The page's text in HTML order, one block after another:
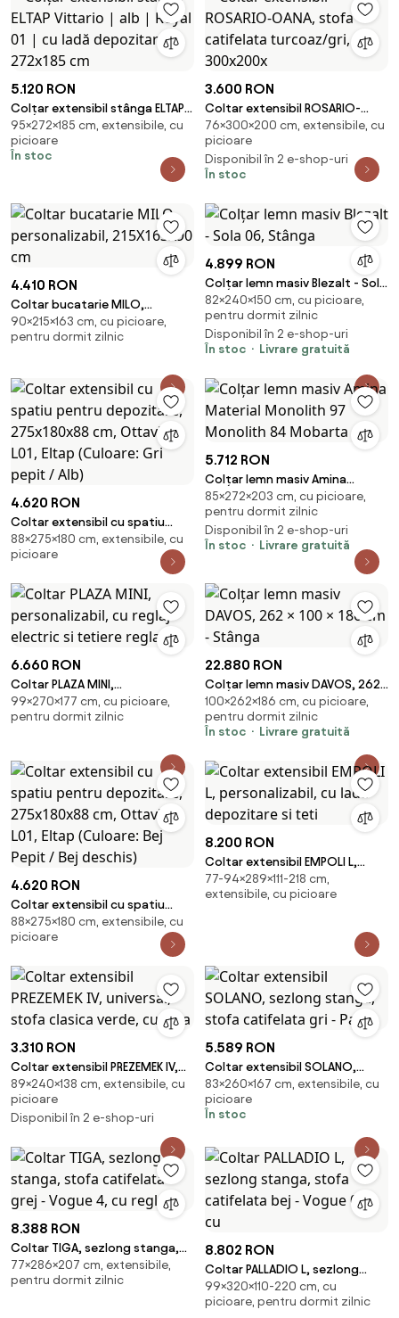
5.120 RON
Colțar extensibil stânga ELTAP
Vittario | alb | Royal 01 | cu ladă
depozitare | 272x185 cm
95×272×185 cm, extensibile, cu
picioare
În stoc
3.600 RON
Coltar extensibil ROSARIO-
OANA, stofa catifelata
turcoaz/gri, 300x200x
76×300×200 cm, extensibile, cu
picioare
Disponibil în 2 e-shop-uri
În stoc
4.410 RON
Coltar bucatarie MILO,
personalizabil, 215X163X90 cm
90×215×163 cm, cu picioare,
pentru dormit zilnic
4.899 RON
Colțar lemn masiv Blezalt - Sola
06, Stânga
82×240×150 cm, cu picioare,
pentru dormit zilnic
Disponibil în 2 e-shop-uri
În stoc
Livrare gratuită
4.620 RON
Coltar extensibil cu spatiu
pentru depozitare, 275x180x88
cm, Ottavio L01, Eltap (Culoare:
88×275×180 cm, extensibile, cu
picioare
5.712 RON
Colțar lemn masiv Amina
Material Monolith 97 Monolith
84 Mobarta
85×272×203 cm, cu picioare,
pentru dormit zilnic
Disponibil în 2 e-shop-uri
În stoc
Livrare gratuită
6.660 RON
Coltar PLAZA MINI,
personalizabil, cu reglaj electric
si tetiere regla
99×270×177 cm, cu picioare,
pentru dormit zilnic
22.880 RON
Colțar lemn masiv DAVOS, 262
× 100 × 186 cm - Stânga
100×262×186 cm, cu picioare,
pentru dormit zilnic
În stoc
Livrare gratuită
4.620 RON
Coltar extensibil cu spatiu
pentru depozitare, 275x180x88
cm, Ottavio L01, Eltap (Culoare:
88×275×180 cm, extensibile, cu
picioare
8.200 RON
Coltar extensibil EMPOLI L,
personalizabil, cu lada
depozitare si teti
77-94×289×111-218 cm,
extensibile, cu picioare
3.310 RON
Coltar extensibil PREZEMEK IV,
universal, stofa clasica verde,
cu lada
89×240×138 cm, extensibile, cu
picioare
Disponibil în 2 e-shop-uri
5.589 RON
Coltar extensibil SOLANO,
sezlong stanga, stofa
catifelata gri - Palla
83×260×167 cm, extensibile, cu
picioare
În stoc
8.388 RON
Coltar TIGA, sezlong stanga,
stofa catifelata grej - Vogue 4,
cu regla
77×286×207 cm, extensibile,
pentru dormit zilnic
8.802 RON
Coltar PALLADIO L, sezlong
stanga, stofa catifelata bej -
Vogue 02, cu
99×320×110-220 cm, cu
picioare, pentru dormit zilnic